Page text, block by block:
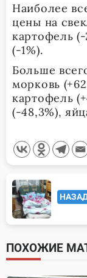
Наиболее
цены на
картофель
(-1%).
Больше
морковь
картофель
(-48,3%),
<span
class="nav-
subtitle
screen-
reader-
ПОХОЖИЕ